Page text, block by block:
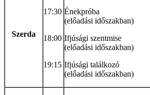
Szerda
17:30
18:00
19:15
Énekpróba
(előadási időszakban)
Ifjúsági szentmise
(előadási időszakban)
Ifjúsági találkozó
(előadási időszakban)